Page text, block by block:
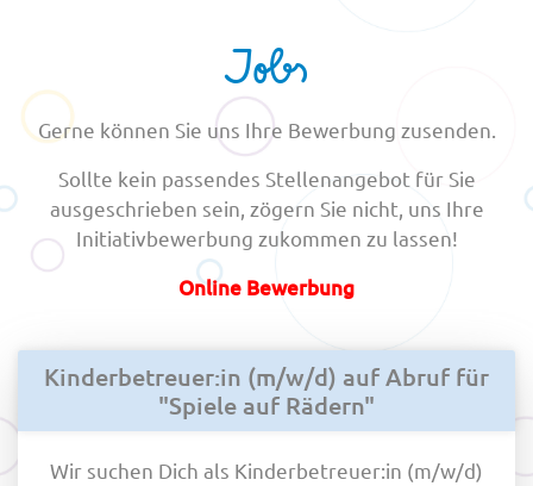
Jobs
Gerne können Sie uns Ihre Bewerbung zusenden.
Sollte kein passendes Stellenangebot für Sie
ausgeschrieben sein, zögern Sie nicht, uns Ihre
Initiativbewerbung zukommen zu lassen!
Online Bewerbung
Kinderbetreuer:in (m/w/d) auf Abruf für
"Spiele auf Rädern"
Wir suchen Dich als Kinderbetreuer:in (m/w/d)